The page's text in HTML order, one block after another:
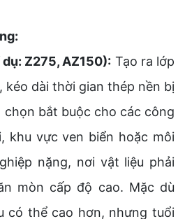
Z275, AZ150): Tạo ra lớp
kéo dài thời gian thép nền bị
chọn bắt buộc cho các công
khu vực ven biển hoặc môi
nặng, nơi vật liệu phải
mòn cấp độ cao. Mặc dù
có thể cao hơn, nhưng tuổi